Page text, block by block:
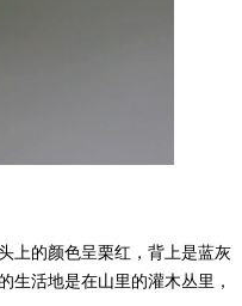
上的颜色呈栗红，背上是蓝灰
生活地是在山里的灌木丛里，